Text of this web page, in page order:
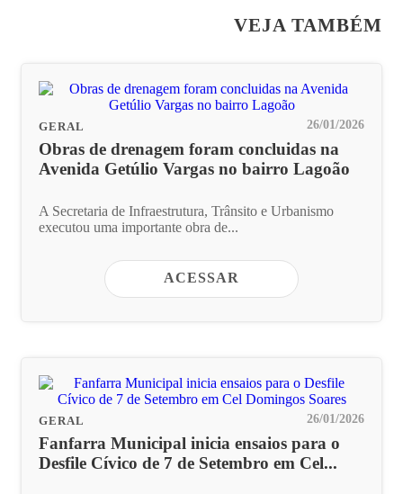
VEJA TAMBÉM
GERAL 26/01/2026
Obras de drenagem foram concluidas na
Avenida Getúlio Vargas no bairro Lagoão
A Secretaria de Infraestrutura, Trânsito e Urbanismo
executou uma importante obra de...
ACESSAR
GERAL 26/01/2026
Fanfarra Municipal inicia ensaios para o
Desfile Cívico de 7 de Setembro em Cel...